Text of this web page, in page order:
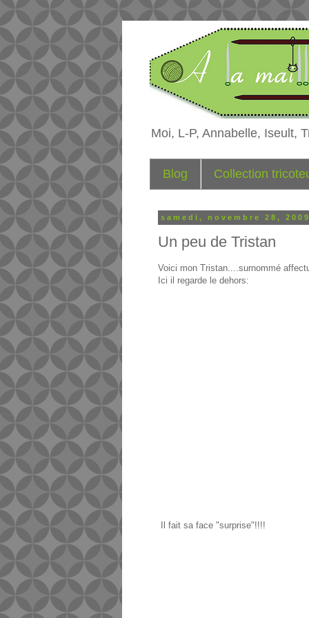
Moi, L-P, Annabelle, Iseult,
Blog Collection
samedi, novembre 28,
Un peu de Tristan
Voici mon Tristan....surnommé
Ici il regarde le dehors:
Il fait sa face "surprise"!!!!